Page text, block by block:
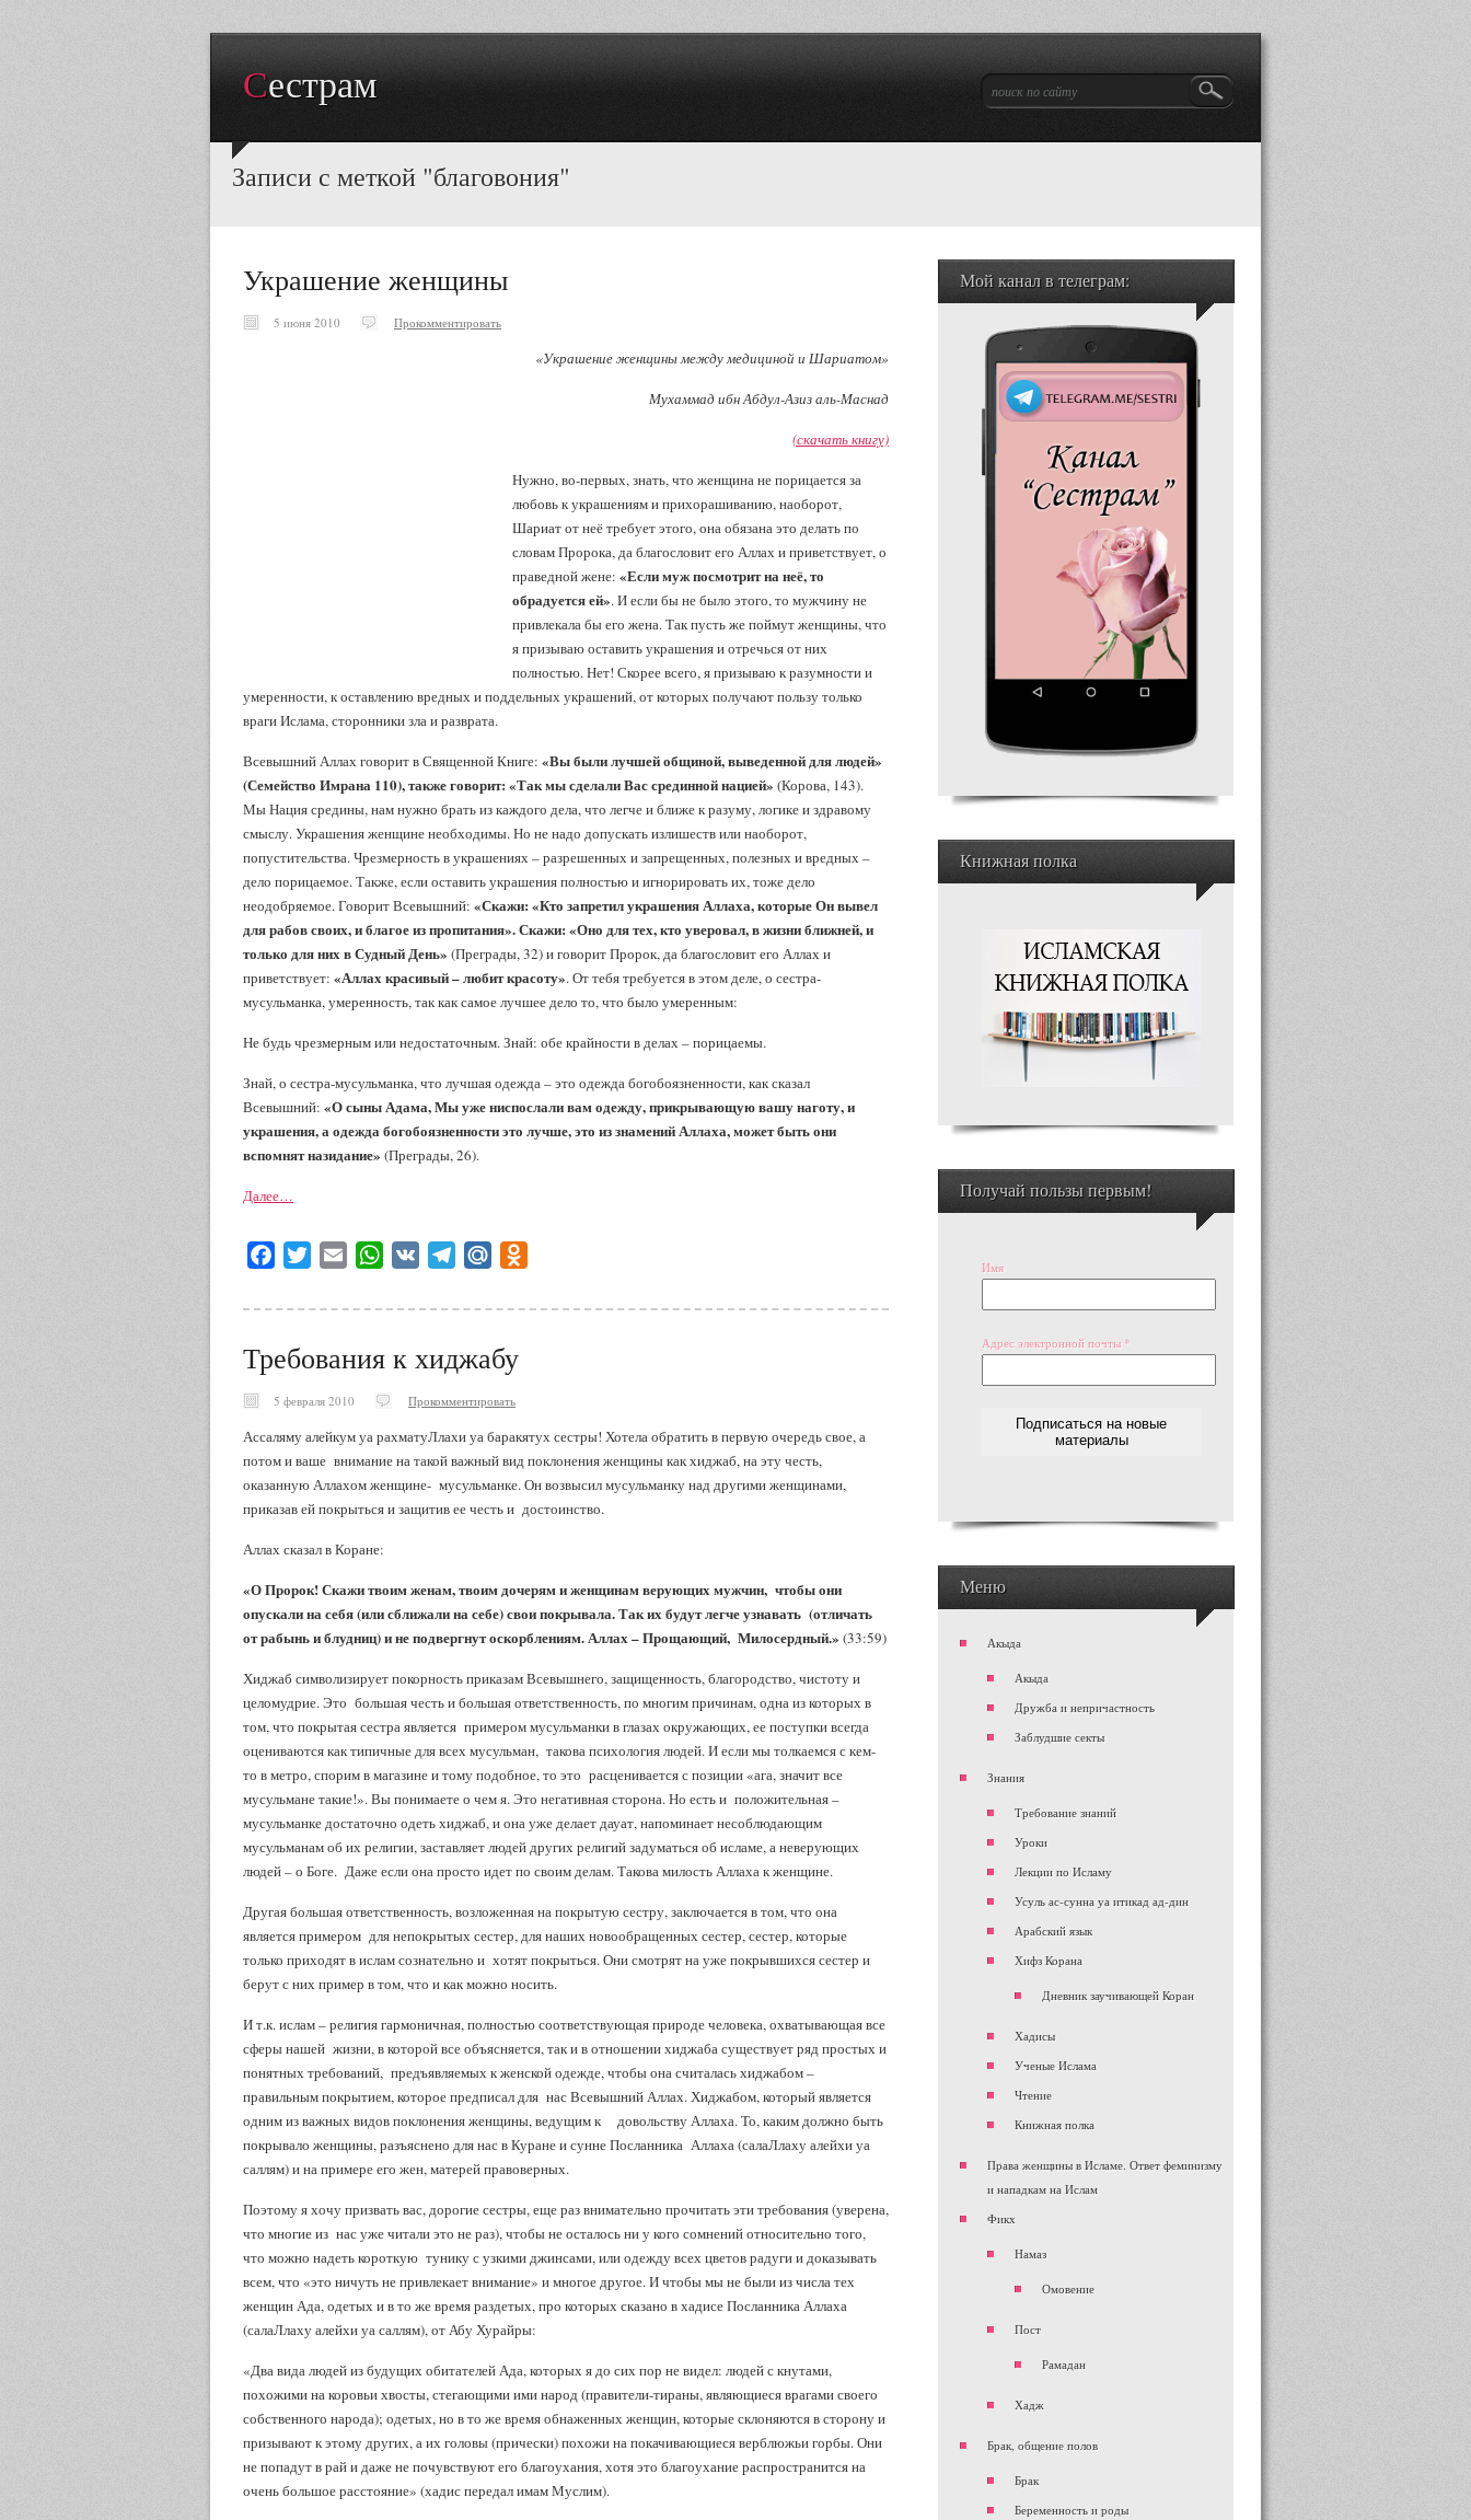
Сестрам
Записи с меткой "благовония"
Украшение женщины
5 июня 2010 Прокомментировать
«Украшение женщины между медициной и Шариатом»
Мухаммад ибн Абдул-Азиз аль-Маснад
(скачать книгу)
Нужно, во-первых, знать, что женщина не порицается за
любовь к украшениям и прихорашиванию, наоборот,
Шариат от неё требует этого, она обязана это делать по
словам Пророка, да благословит его Аллах и приветствует, о
праведной жене: «Если муж посмотрит на неё, то
обрадуется ей». И если бы не было этого, то мужчину не
привлекала бы его жена. Так пусть же поймут женщины, что
я призываю оставить украшения и отречься от них
полностью. Нет! Скорее всего, я призываю к разумности и
умеренности, к оставлению вредных и поддельных украшений, от которых получают пользу только
враги Ислама, сторонники зла и разврата.
Всевышний Аллах говорит в Священной Книге: «Вы были лучшей общиной, выведенной для людей»
(Семейство Имрана 110), также говорит: «Так мы сделали Вас срединной нацией» (Корова, 143).
Мы Нация средины, нам нужно брать из каждого дела, что легче и ближе к разуму, логике и здравому
смыслу. Украшения женщине необходимы. Но не надо допускать излишеств или наоборот,
попустительства. Чрезмерность в украшениях – разрешенных и запрещенных, полезных и вредных –
дело порицаемое. Также, если оставить украшения полностью и игнорировать их, тоже дело
неодобряемое. Говорит Всевышний: «Скажи: «Кто запретил украшения Аллаха, которые Он вывел
для рабов своих, и благое из пропитания». Скажи: «Оно для тех, кто уверовал, в жизни ближней, и
только для них в Судный День» (Преграды, 32) и говорит Пророк, да благословит его Аллах и
приветствует: «Аллах красивый – любит красоту». От тебя требуется в этом деле, о сестра-
мусульманка, умеренность, так как самое лучшее дело то, что было умеренным:
Не будь чрезмерным или недостаточным. Знай: обе крайности в делах – порицаемы.
Знай, о сестра-мусульманка, что лучшая одежда – это одежда богобоязненности, как сказал
Всевышний: «О сыны Адама, Мы уже ниспослали вам одежду, прикрывающую вашу наготу, и
украшения, а одежда богобоязненности это лучше, это из знамений Аллаха, может быть они
вспомнят назидание» (Преграды, 26).
Далее…
Facebook
Twitter Email WhatsApp
VK TelegramMail.Ru
Требования к хиджабу
5 февраля 2010 Прокомментировать
Ассаляму алейкум уа рахматуЛлахи уа баракятух сестры! Хотела обратить в первую очередь свое, а
потом и ваше внимание на такой важный вид поклонения женщины как хиджаб, на эту честь,
оказанную Аллахом женщине- мусульманке. Он возвысил мусульманку над другими женщинами,
приказав ей покрыться и защитив ее честь и достоинство.
Аллах сказал в Коране:
«О Пророк! Скажи твоим женам, твоим дочерям и женщинам верующих мужчин, чтобы они
опускали на себя (или сближали на себе) свои покрывала. Так их будут легче узнавать (отличать
от рабынь и блудниц) и не подвергнут оскорблениям. Аллах – Прощающий, Милосердный.» (33:59)
Хиджаб символизирует покорность приказам Всевышнего, защищенность, благородство, чистоту и
целомудрие. Это большая честь и большая ответственность, по многим причинам, одна из которых в
том, что покрытая сестра является примером мусульманки в глазах окружающих, ее поступки всегда
оцениваются как типичные для всех мусульман, такова психология людей. И если мы толкаемся с кем-
то в метро, спорим в магазине и тому подобное, то это расценивается с позиции «ага, значит все
мусульмане такие!». Вы понимаете о чем я. Это негативная сторона. Но есть и положительная –
мусульманке достаточно одеть хиджаб, и она уже делает дауат, напоминает несоблюдающим
мусульманам об их религии, заставляет людей других религий задуматься об исламе, а неверующих
людей – о Боге. Даже если она просто идет по своим делам. Такова милость Аллаха к женщине.
Другая большая ответственность, возложенная на покрытую сестру, заключается в том, что она
является примером для непокрытых сестер, для наших новообращенных сестер, сестер, которые
только приходят в ислам сознательно и хотят покрыться. Они смотрят на уже покрывшихся сестер и
берут с них пример в том, что и как можно носить.
И т.к. ислам – религия гармоничная, полностью соответствующая природе человека, охватывающая все
сферы нашей жизни, в которой все объясняется, так и в отношении хиджаба существует ряд простых и
понятных требований, предъявляемых к женской одежде, чтобы она считалась хиджабом –
правильным покрытием, которое предписал для нас Всевышний Аллах. Хиджабом, который является
одним из важных видов поклонения женщины, ведущим к довольству Аллаха. То, каким должно быть
покрывало женщины, разъяснено для нас в Куране и сунне Посланника Аллаха (салаЛлаху алейхи уа
саллям) и на примере его жен, матерей правоверных.
Поэтому я хочу призвать вас, дорогие сестры, еще раз внимательно прочитать эти требования (уверена,
что многие из нас уже читали это не раз), чтобы не осталось ни у кого сомнений относительно того,
что можно надеть короткую тунику с узкими джинсами, или одежду всех цветов радуги и доказывать
всем, что «это ничуть не привлекает внимание» и многое другое. И чтобы мы не были из числа тех
женщин Ада, одетых и в то же время раздетых, про которых сказано в хадисе Посланника Аллаха
(салаЛлаху алейхи уа саллям), от Абу Хурайры:
«Два вида людей из будущих обитателей Ада, которых я до сих пор не видел: людей с кнутами,
похожими на коровьи хвосты, стегающими ими народ (правители-тираны, являющиеся врагами своего
собственного народа); одетых, но в то же время обнаженных женщин, которые склоняются в сторону и
призывают к этому других, а их головы (прически) похожи на покачивающиеся верблюжьи горбы. Они
не попадут в рай и даже не почувствуют его благоухания, хотя это благоухание распространится на
очень большое расстояние» (хадис передал имам Муслим).
Мой канал в телеграм:
Книжная полка
Получай пользы первым!
Имя
Адрес электронной почты *
Меню
Акыда
Акыда
Дружба и непричастность
Заблудшие секты
Знания
Требование знаний
Уроки
Лекции по Исламу
Усуль ас-сунна уа итикад ад-дин
Арабский язык
Хифз Корана
Дневник заучивающей Коран
Хадисы
Ученые Ислама
Чтение
Книжная полка
Права женщины в Исламе. Ответ феминизму
и нападкам на Ислам
Фикх
Намаз
Омовение
Пост
Рамадан
Хадж
Брак, общение полов
Брак
Беременность и роды